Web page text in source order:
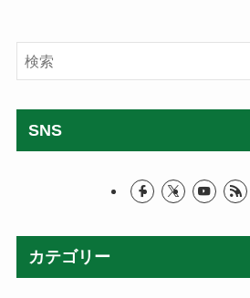
SNS
カテゴリー